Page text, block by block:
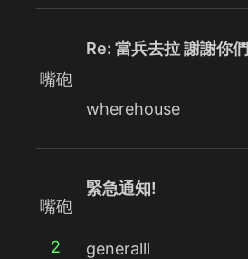
嘴砲
Re: 當兵去拉 謝謝你們
wherehouse
嘴砲
2
緊急通知!
generalll